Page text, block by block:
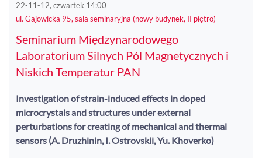
22-11-12, czwartek 14:00
ul. Gajowicka 95, sala seminaryjna (nowy budynek, II piętro)
Seminarium Międzynarodowego
Laboratorium Silnych Pól Magnetycznych i
Niskich Temperatur PAN
Investigation of strain-induced effects in doped
microcrystals and structures under external
perturbations for creating of mechanical and thermal
sensors (A. Druzhinin, I. Ostrovskii, Yu. Khoverko)